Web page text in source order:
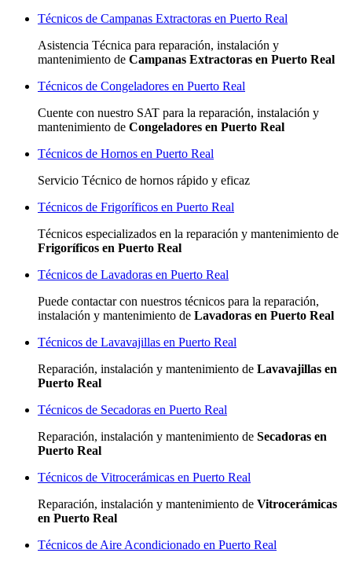
Técnicos de Campanas Extractoras en Puerto Real
Asistencia Técnica para reparación, instalación y
mantenimiento de Campanas Extractoras en Puerto Real
Técnicos de Congeladores en Puerto Real
Cuente con nuestro SAT para la reparación, instalación y
mantenimiento de Congeladores en Puerto Real
Técnicos de Hornos en Puerto Real
Servicio Técnico de hornos rápido y eficaz
Técnicos de Frigoríficos en Puerto Real
Técnicos especializados en la reparación y mantenimiento de
Frigoríficos en Puerto Real
Técnicos de Lavadoras en Puerto Real
Puede contactar con nuestros técnicos para la reparación,
instalación y mantenimiento de Lavadoras en Puerto Real
Técnicos de Lavavajillas en Puerto Real
Reparación, instalación y mantenimiento de Lavavajillas en
Puerto Real
Técnicos de Secadoras en Puerto Real
Reparación, instalación y mantenimiento de Secadoras en
Puerto Real
Técnicos de Vitrocerámicas en Puerto Real
Reparación, instalación y mantenimiento de Vitrocerámicas
en Puerto Real
Técnicos de Aire Acondicionado en Puerto Real